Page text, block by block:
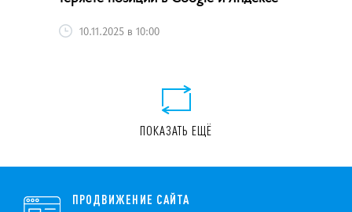
10.11.2025 в 10:00
ПОКАЗАТЬ ЕЩЁ
ПРОДВИЖЕНИЕ САЙТА